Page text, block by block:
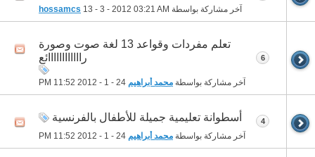
آخر مشاركة بواسطة hossamcs 13 - 3 - 2012 03:21 AM
تعلم مفردات وقواعد 13 لغة صوت وصورة
راااااااااااائع
آخر مشاركة بواسطة محمد أبراهيم 11:52 PM
6
أسطوانة تعليمية جميلة للأطفال بالفرنسية
آخر مشاركة بواسطة محمد أبراهيم 11:52 PM
4